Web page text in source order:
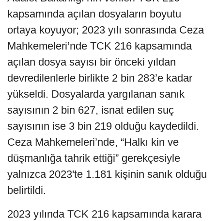
kapsamında açılan dosyaların boyutu
ortaya koyuyor; 2023 yılı sonrasında Ceza
Mahkemeleri’nde TCK 216 kapsamında
açılan dosya sayısı bir önceki yıldan
devredilenlerle birlikte 2 bin 283’e kadar
yükseldi. Dosyalarda yargılanan sanık
sayısının 2 bin 627, isnat edilen suç
sayısının ise 3 bin 219 olduğu kaydedildi.
Ceza Mahkemeleri’nde, “Halkı kin ve
düşmanlığa tahrik ettiği” gerekçesiyle
yalnızca 2023'te 1.181 kişinin sanık olduğu
belirtildi.
2023 yılında TCK 216 kapsamında karara